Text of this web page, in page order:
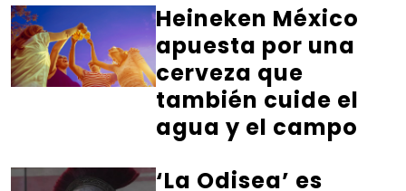
Heineken México
apuesta por una
cerveza que
también cuide el
agua y el campo
‘La Odisea’ es